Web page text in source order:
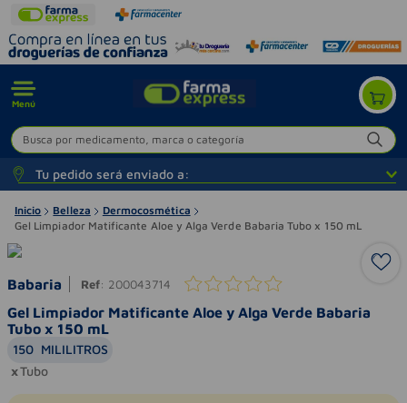
Menú
Busca por medicamento, marca o categoría
Tu pedido será enviado a:
Inicio Belleza
Dermocosmética
Gel Limpiador Matificante Aloe y Alga Verde Babaria Tubo x 150 mL
Babaria Ref: 200043714
Gel Limpiador Matificante Aloe y Alga Verde Babaria
Tubo x 150 mL
150 MILILITROS
Tubo